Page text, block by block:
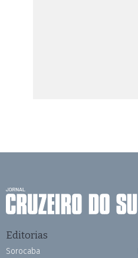
Editorias
Sorocaba